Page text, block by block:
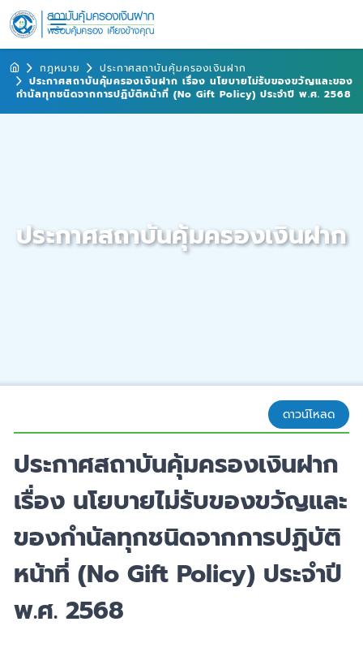
กฎหมาย
ประกาศสถาบันคุ้มครองเงินฝาก
ประกาศสถาบันคุ้มครองเงินฝาก เรื่อง นโยบายไม่รับของขวัญและของ
กำนัลทุกชนิดจากการปฏิบัติหน้าที่ (No Gift Policy) ประจำปี พ.ศ. 2568
ประกาศสถาบันคุ้มครองเงินฝาก
ดาวน์โหลด
ประกาศสถาบันคุ้มครองเงินฝาก
เรื่อง นโยบายไม่รับของขวัญและ
ของกำนัลทุกชนิดจากการปฏิบัติ
หน้าที่ (No Gift Policy) ประจำปี
พ.ศ. 2568